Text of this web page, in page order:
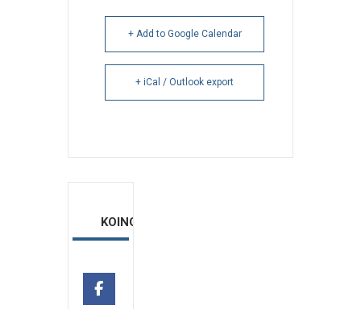
+ Add to Google Calendar
+ iCal / Outlook export
ΚΟΙΝΟΠΟΙΗΣΗ